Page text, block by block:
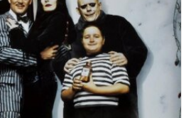
сыграет в сериале
сериал «Уэнсдэй» —
Уэнсдэй Адамс, одну
«Семейки Адамс»